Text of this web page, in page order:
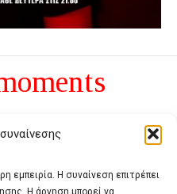
εμπειρία. Η συναίνεση επιτρέπει
Η άρνηση μπορεί να